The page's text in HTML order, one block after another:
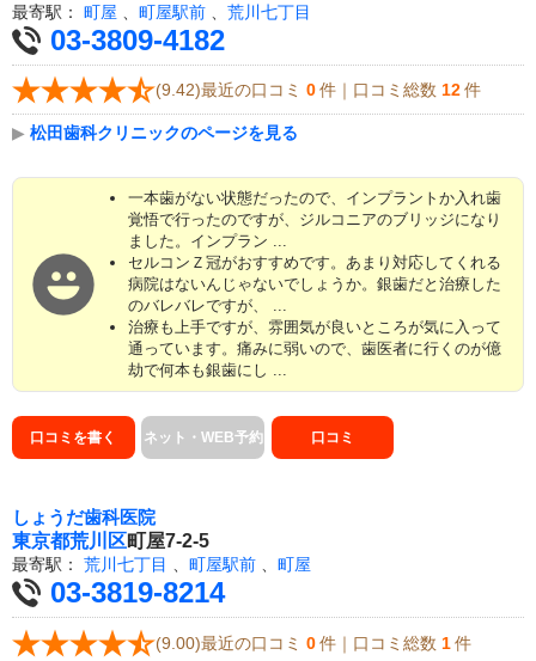
最寄駅： 町屋 町屋駅前 荒川七丁目
03-3809-4182
(9.42)最近の口コミ 0 件｜口コミ総数 12 件
▶ 松田歯科クリニックのページを見る
一本歯がない状態だったので、インプラントか入れ歯
覚悟で行ったのですが、ジルコニアのブリッジになり
ました。インプラン ...
セルコンＺ冠がおすすめです。あまり対応してくれる
病院はないんじゃないでしょうか。銀歯だと治療した
のバレバレですが、 ...
治療も上手ですが、雰囲気が良いところが気に入って
通っています。痛みに弱いので、歯医者に行くのが億
劫で何本も銀歯にし ...
口コミを書く ネット・WEB予約 口コミ
しょうだ歯科医院
東京都荒川区町屋7-2-5
最寄駅： 荒川七丁目 、 町屋駅前 、 町屋
03-3819-8214
(9.00)最近の口コミ 0 件｜口コミ総数 1 件